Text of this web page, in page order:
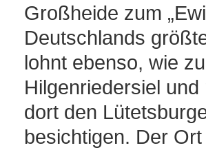
Großheide zum
Deutschlands
lohnt ebenso, wie
Hilgenriedersiel
dort den
besichtigen. Der